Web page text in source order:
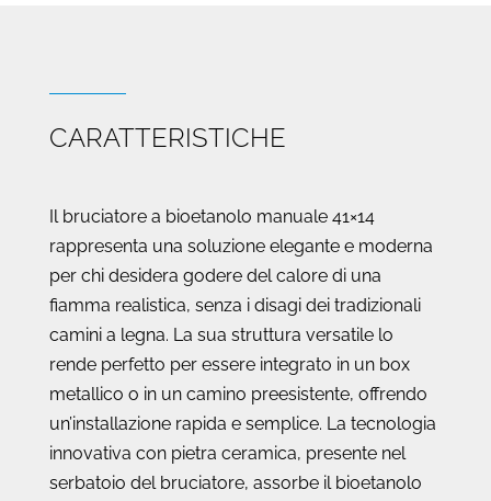
CARATTERISTICHE
Il bruciatore a bioetanolo manuale 41×14
rappresenta una soluzione elegante e moderna
per chi desidera godere del calore di una
fiamma realistica, senza i disagi dei tradizionali
camini a legna. La sua struttura versatile lo
rende perfetto per essere integrato in un box
metallico o in un camino preesistente, offrendo
un’installazione rapida e semplice. La tecnologia
innovativa con pietra ceramica, presente nel
serbatoio del bruciatore, assorbe il bioetanolo